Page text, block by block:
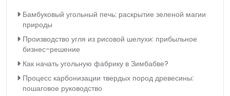
Бамбуковый угольный печь: раскрытие зеленой магии
природы
Производство угля из рисовой шелухи: прибыльное
бизнес-решение
Как начать угольную фабрику в Зимбабве?
Процесс карбонизации твердых пород древесины:
пошаговое руководство